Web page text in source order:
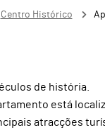
Centro Histórico
de história.
está
atracções